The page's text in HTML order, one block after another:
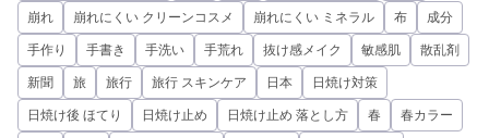
崩れ 崩れにくい クリーンコスメ 崩れにくい ミネラル 布 成分
手作り 手書き 手洗い 手荒れ 抜け感メイク 敏感肌 散乱剤
新聞 旅 旅行 旅行 スキンケア 日本 日焼け対策
日焼け後 ほてり 日焼け止め 日焼け止め 落とし方 春 春カラー